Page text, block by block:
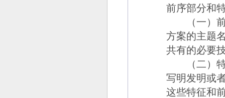
前序部分和
（一）前
方案的主题
共有的必要
（二）特
写明发明或
这些特征和